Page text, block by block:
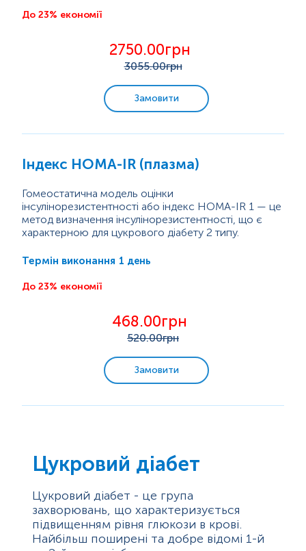
До 23% економії
2750.00грн
3055.00грн
Замовити
Індекс HOMA-IR (плазма)
Гомеостатична модель оцінки
інсулінорезистентності або індекс HOMA-IR 1 — це
метод визначення інсулінорезистентності, що є
характерною для цукрового діабету 2 типу.
клітин до дії інсуліну. Існують різноманітні клініко-
кількісного визначення чутливості та
та опосередковано...
Термін виконання 1 день
До 23% економії
468.00грн
520.00грн
Замовити
Цукровий діабет
Цукровий діабет - це група
захворювань, що характеризується
підвищенням рівня глюкози в крові.
Найбільш поширені та добре відомі 1-й